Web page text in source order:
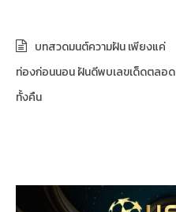
บทสวดมนต์ความฝัน เพียงแค่
ท่องก่อนนอน ฝันดีพบเลขเด็ดตลอด
ทั้งคืน